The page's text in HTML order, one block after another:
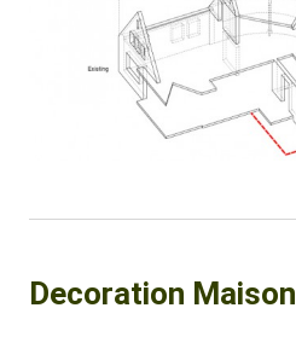
Decoration Maison